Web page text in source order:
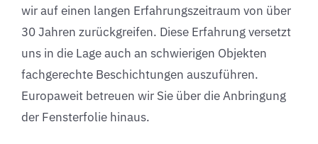
wir auf einen langen Erfahrungszeitraum von über
30 Jahren zurückgreifen. Diese Erfahrung versetzt
uns in die Lage auch an schwierigen Objekten
fachgerechte Beschichtungen auszuführen.
Europaweit betreuen wir Sie über die Anbringung
der Fensterfolie hinaus.